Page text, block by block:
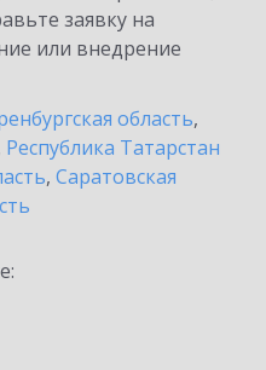
заявку на
или внедрение
область,
Республика Татарстан
, Саратовская